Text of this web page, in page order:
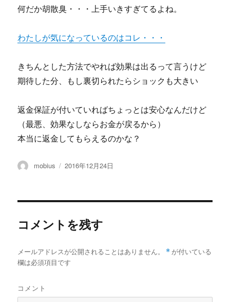
何だか胡散臭・・・上手いきすぎてるよね。
わたしが気になっているのはコレ・・・
きちんとした方法でやれば効果は出るって言うけど
期待した分、もし裏切られたらショックも大きい
返金保証が付いていればちょっとは安心なんだけど
（最悪、効果なしならお金が戻るから）
本当に返金してもらえるのかな？
投
mobius
投
2016年12月24日
コメントを残す
メールアドレスが公開されることはありません。 * が付いている
欄は必須項目です
コメント